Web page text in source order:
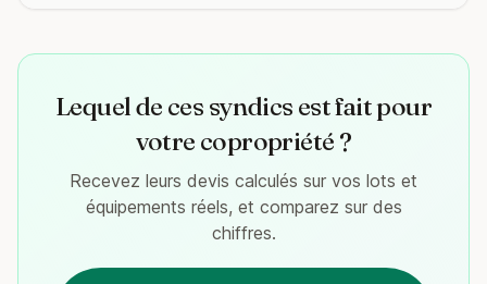
Lequel de ces syndics est fait pour
votre copropriété ?
Recevez leurs devis calculés sur vos lots et
équipements réels, et comparez sur des
chiffres.